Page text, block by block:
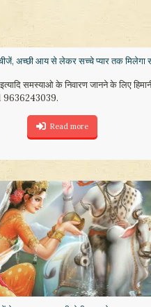
अच्छी आय से लेकर सच्चे प्यार तक मिलेगा
समस्याओ के निवारण जानने के लिए
9636243039.
Read more